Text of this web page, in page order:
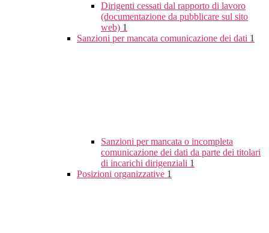
Dirigenti cessati dal rapporto di lavoro
(documentazione da pubblicare sul sito
web) 1
Sanzioni per mancata comunicazione dei dati 1
Sanzioni per mancata o incompleta
comunicazione dei dati da parte dei titolari
di incarichi dirigenziali 1
Posizioni organizzative 1